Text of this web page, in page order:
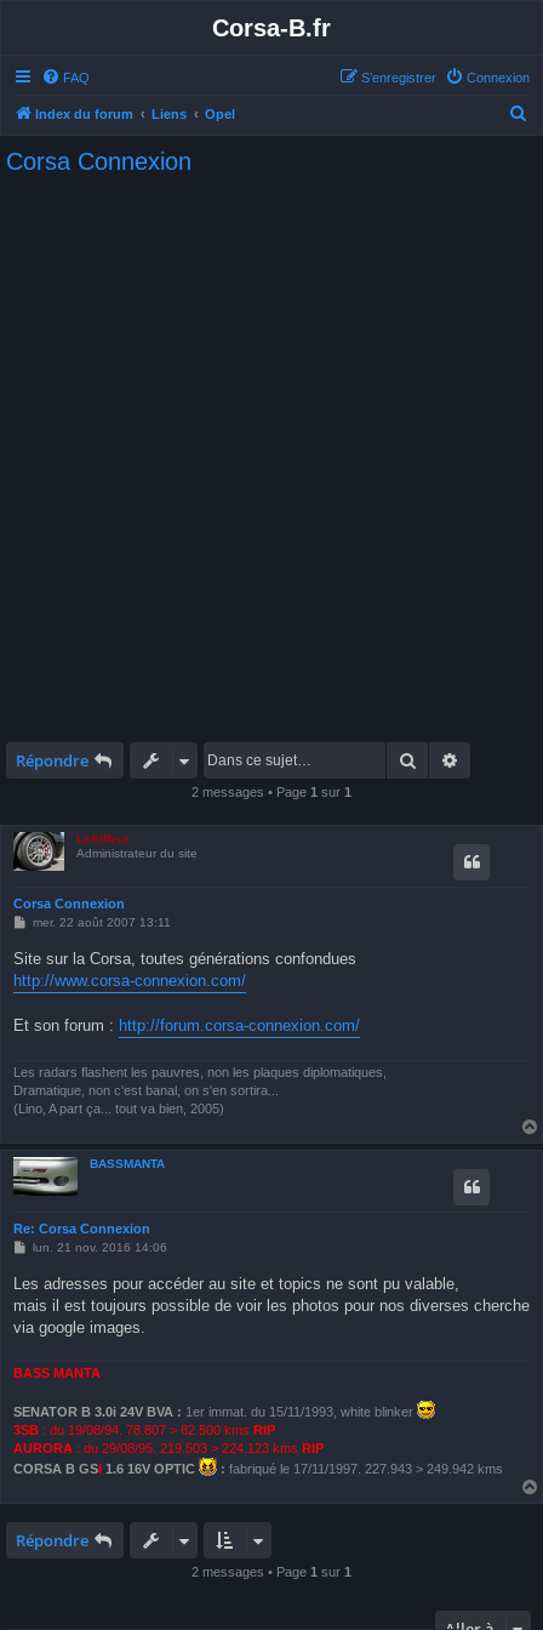
Corsa-B.fr
FAQ Connexion
S’enregistrer
Index du forum Liens Opel
Corsa Connexion
Répondre Rechercher
2 messages • Page 1 sur 1
LeKiffeur
Administrateur du site
Corsa Connexion
M
s
s
a
g
mer. 22 août 2007 13:11
Site sur la Corsa, toutes générations confondues
http://www.corsa-connexion.com/
Et son forum : http://forum.corsa-connexion.com/
Les radars flashent les pauvres, non les plaques diplomatiques,
Dramatique, non c'est banal, on s'en sortira...
(Lino, A part ça... tout va bien, 2005)
BASSMANTA
Re: Corsa Connexion
M
s
a
e
lun. 21 nov. 2016 14:06
Les adresses pour accéder au site et topics ne sont pu valable,
mais il est toujours possible de voir les photos pour nos diverses cherche
via google images.
BASS MANTA
SENATOR B 3.0i 24V BVA : 1er immat. du 15/11/1993, white blinker
3SB : du 19/08/94. 78.807 > 82.500 kms RIP
AURORA : du 29/08/95. 219.503 > 224.123 kms RIP
CORSA B GSI 1.6 16V OPTIC : fabriqué le 17/11/1997. 227.943 > 249.942 kms
Répondre
2 messages • Page 1 sur 1